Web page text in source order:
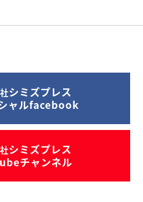
シミズプレス
ャルfacebook
シミズプレス
チャンネル